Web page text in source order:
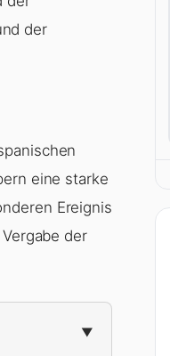
der
eine starke
Ereignis
der